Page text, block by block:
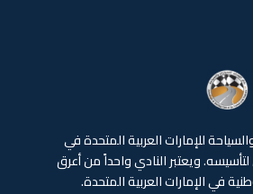
للإمارات العربية المتحدة في
لتأسيسه. ويعتبر النادي واحداً من أعرق
في الإمارات العربية المتحدة.